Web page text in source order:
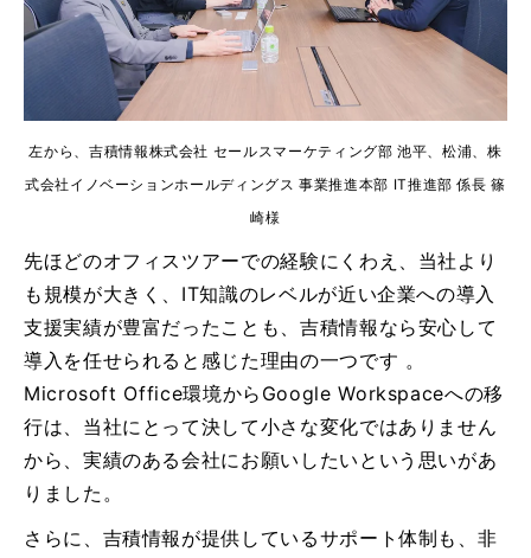
左から、吉積情報株式会社 セールスマーケティング部 池平、松浦、株
式会社イノベーションホールディングス 事業推進本部 IT推進部 係長 篠
崎様
先ほどのオフィスツアーでの経験にくわえ、当社より
も規模が大きく、IT知識のレベルが近い企業への導入
支援実績が豊富だったことも、吉積情報なら安心して
導入を任せられると感じた理由の一つです 。
Microsoft Office環境からGoogle Workspaceへの移
行は、当社にとって決して小さな変化ではありません
から、実績のある会社にお願いしたいという思いがあ
りました。
さらに、吉積情報が提供しているサポート体制も、非